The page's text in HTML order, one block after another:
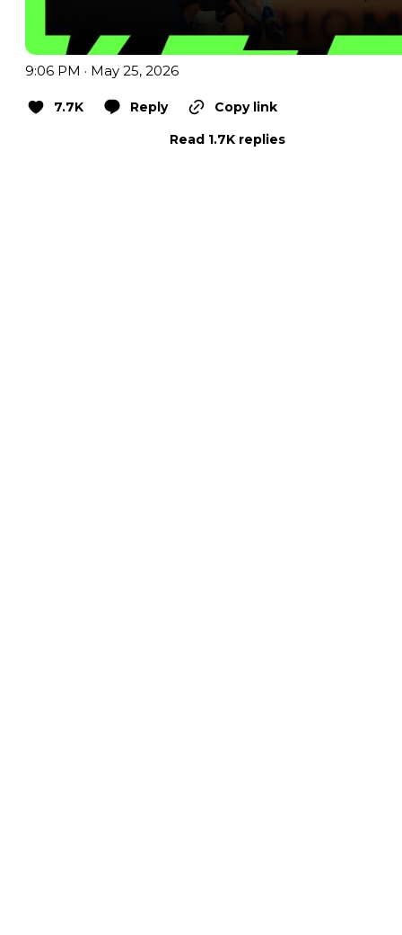
9:06 PM · May 25, 2026
7.7K Reply
Copy link
Read 1.7K replies